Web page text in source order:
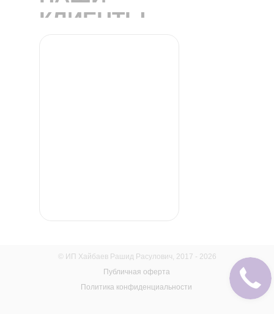
КЛИЕНТЫ
Публичная оферта
© ИП Хайбаев Рашид Расулович, 2017 - 2026
Политика конфиденциальности